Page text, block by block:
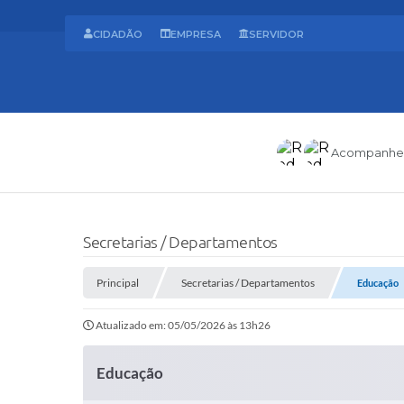
CIDADÃO EMPRESA SERVIDOR
Secretarias / Departamentos
Principal Secretarias / Departamentos Educação
Atualizado em: 05/05/2026 às 13h26
Educação